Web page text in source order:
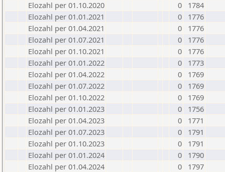
Elozahl per 01.10.2020
0
1784
Elozahl per 01.01.2021
0
1776
Elozahl per 01.04.2021
0
1776
Elozahl per 01.07.2021
0
1776
Elozahl per 01.10.2021
0
1776
Elozahl per 01.01.2022
0
1773
Elozahl per 01.04.2022
0
1769
Elozahl per 01.07.2022
0
1769
Elozahl per 01.10.2022
0
1769
Elozahl per 01.01.2023
0
1756
Elozahl per 01.04.2023
0
1771
Elozahl per 01.07.2023
0
1791
Elozahl per 01.10.2023
0
1791
Elozahl per 01.01.2024
0
1790
Elozahl per 01.04.2024
0
1797